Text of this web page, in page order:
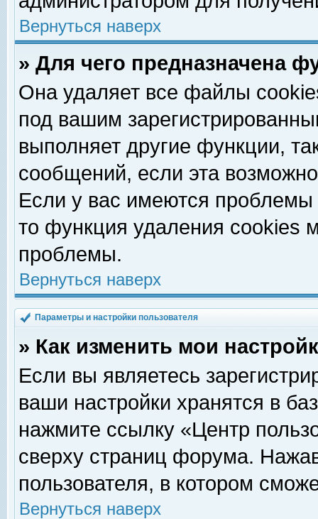
Вернуться наверх
» Для чего предназначена
Она удаляет все файлы
под вашим
выполняет другие функции,
сообщений, если эта
Если у вас имеются
то функция удаления cookies
проблемы.
Вернуться наверх
Параметры и настройки пользователя
» Как изменить мои
Если вы являетесь
ваши настройки хранятся в
нажмите ссылку «Центр
сверху страниц форума.
пользователя, в котором
Вернуться наверх